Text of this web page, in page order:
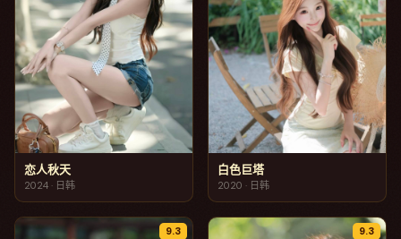
恋人秋天
2024 · 日韩
白色巨塔
2020 · 日韩
9.3 9.3